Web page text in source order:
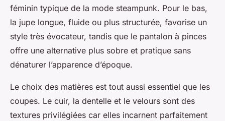
féminin typique de la mode steampunk. Pour le bas,
la jupe longue, fluide ou plus structurée, favorise un
style très évocateur, tandis que le pantalon à pinces
offre une alternative plus sobre et pratique sans
dénaturer l’apparence d’époque.
Le choix des matières est tout aussi essentiel que les
coupes. Le cuir, la dentelle et le velours sont des
textures privilégiées car elles incarnent parfaitement